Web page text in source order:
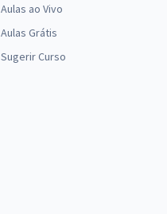
Aulas ao Vivo
Aulas Grátis
Sugerir Curso